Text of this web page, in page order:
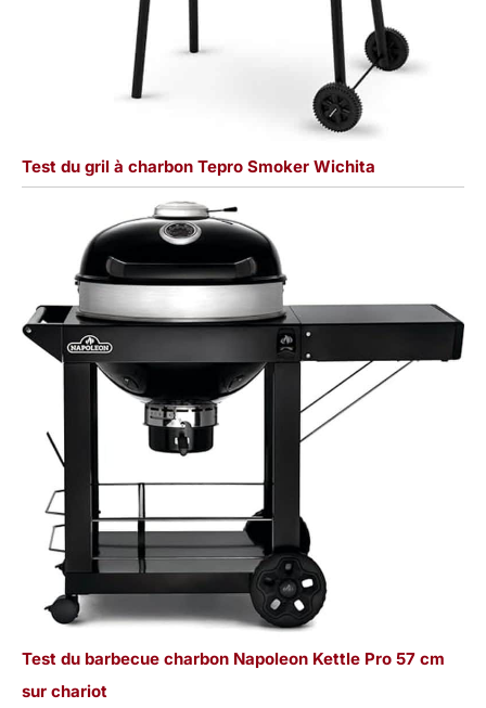
Test du gril à charbon Tepro Smoker Wichita
Test du barbecue charbon Napoleon Kettle Pro 57 cm
sur chariot